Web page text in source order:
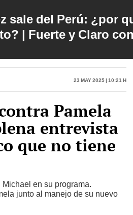
sale del Perú: ¿por
| Fuerte y Claro
23 May 2025 | 10:21 h
Pamela
entrevista
que no tiene
Michael en su programa.
junto al manejo de su nuevo